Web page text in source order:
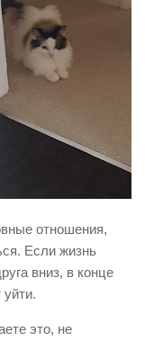
отношения,
Если жизнь
вниз, в конце
уйти.
это, не